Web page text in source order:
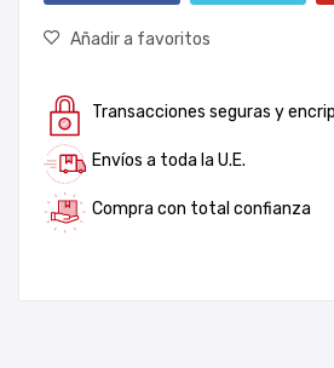
Añadir a favoritos
Transacciones seguras y
Envíos a toda la U.E.
Compra con total confianza